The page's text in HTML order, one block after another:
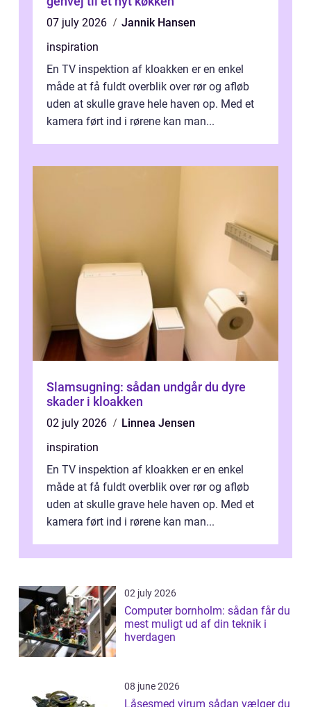
07 july 2026
Jannik Hansen
inspiration
En TV inspektion af kloakken er en enkel
måde at få fuldt overblik over rør og afløb
uden at skulle grave hele haven op. Med et
kamera ført ind i rørene kan man...
Slamsugning: sådan undgår du dyre
skader i kloakken
02 july 2026
Linnea Jensen
inspiration
En TV inspektion af kloakken er en enkel
måde at få fuldt overblik over rør og afløb
uden at skulle grave hele haven op. Med et
kamera ført ind i rørene kan man...
02 july 2026
Computer bornholm: sådan får du
mest muligt ud af din teknik i
hverdagen
08 june 2026
Låsesmed virum sådan vælger du